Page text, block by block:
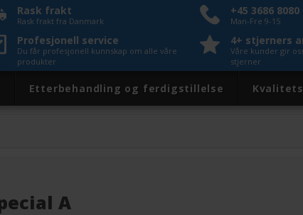
Rask frakt
Rask frakt fra Danmark
+45 3686 8080
Man-Fre 9-15
Profesjonell service
Du får profesjonell kunnskap om alle våre
produkter
4+ stjerners
Våre kunder gir
stjerner
Etterbehandling og ferdigstillelse
A